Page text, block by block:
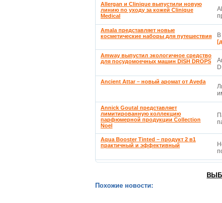
Allergan и Clinique выпустили новую
линию по уходу за кожей Clinique
Medical
Amala представляет новые
косметические наборы для путешествия
Amway выпустил экологичное средство
для посудомоечных машин DISH DROPS
Ancient Attar – новый аромат от Aveda
Annick Goutal представляет
лимитированную коллекцию
парфюмерной продукции Collection
Noel
Aqua Booster Tinted – продукт 2 в1
практичный и эффективный
Похожие новости: